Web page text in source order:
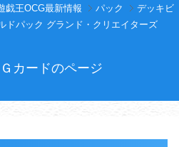
戯王OCG最新情報 パック
デッキビ
ドパック グランド・クリエイターズ
カードのページ